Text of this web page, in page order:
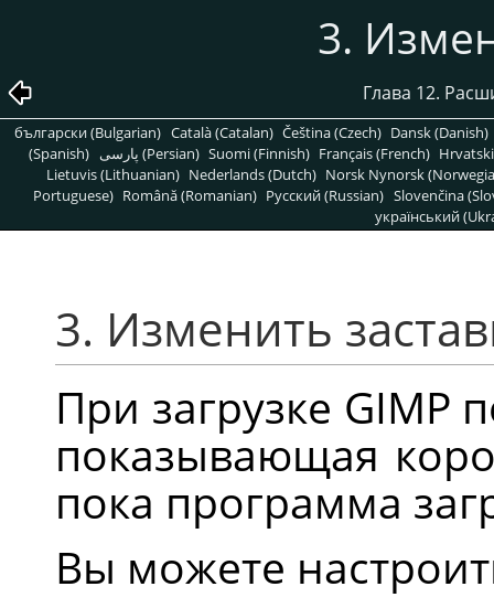
3.
Глава 12.
български (Bulgarian) Català (Catalan) Čeština (Czech) Dansk (Danish)
(Spanish)
پارسی (Persian) Suomi (Finnish) Français (French)
Lietuvis (Lithuanian) Nederlands (Dutch) Norsk Nynorsk
Portuguese) Română (Romanian) Pусский (Russian) Slovenčina
український
3. Изменить
При загрузке GIMP
показывающая
пока программа
Вы можете